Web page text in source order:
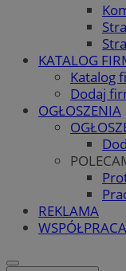
KATALOG
Katalog
Dodaj
OGŁOSZENIA
REKLAMA
WSPÓŁPRACA